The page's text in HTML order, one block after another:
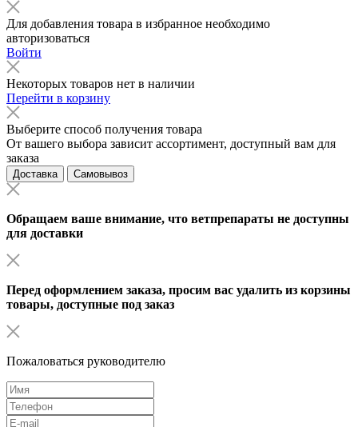
Для добавления товара в избранное необходимо
авторизоваться
Войти
Некоторых товаров нет в наличии
Перейти в корзину
Выберите способ получения товара
От вашего выбора зависит ассортимент, доступный вам для
заказа
Доставка Самовывоз
Обращаем ваше внимание, что ветпрепараты не доступны
для доставки
Перед оформлением заказа, просим вас удалить из корзины
товары, доступные под заказ
Пожаловаться руководителю